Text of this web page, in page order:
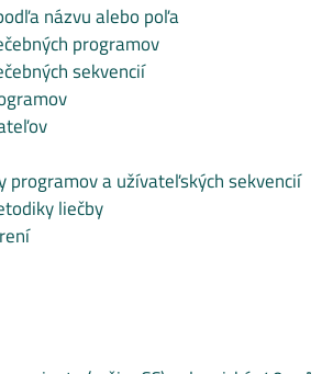
názvu alebo poľa
programov
sekvencií
programov a užívateľských sekvencií
liečby